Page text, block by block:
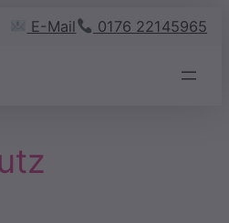
E-Mail 0176 22145965